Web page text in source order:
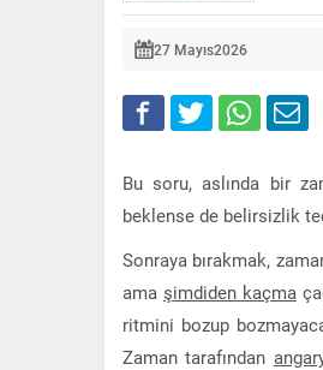
27 Mayıs2026
Bu soru, aslında bir
beklense de belirsizlik
Sonraya bırakmak,
ama şimdiden kaçma
ritmini bozup
Zaman tarafından